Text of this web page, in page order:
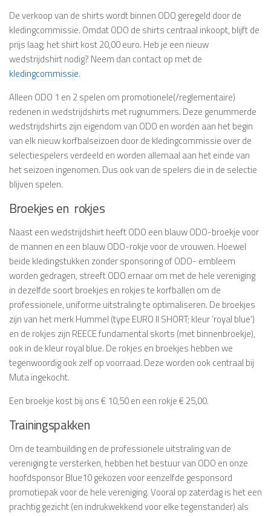
De verkoop van de shirts wordt binnen ODO geregeld door de
kledingcommissie. Omdat ODO de shirts centraal inkoopt, blijft de
prijs laag; het shirt kost 20,00 euro. Heb je een nieuw
wedstrijdshirt nodig? Neem dan contact op met de
kledingcommissie.
Alleen ODO 1 en 2 spelen om promotionele(/reglementaire)
redenen in wedstrijdshirts met rugnummers. Deze genummerde
wedstrijdshirts zijn eigendom van ODO en worden aan het begin
van elk nieuw korfbalseizoen door de kledingcommissie over de
selectiespelers verdeeld en worden allemaal aan het einde van
het seizoen ingenomen. Dus ook van de spelers die in de selectie
blijven spelen.
Broekjes en rokjes
Naast een wedstrijdshirt heeft ODO een blauw ODO-broekje voor
de mannen en een blauw ODO-rokje voor de vrouwen. Hoewel
beide kledingstukken zonder sponsoring of ODO- embleem
worden gedragen, streeft ODO ernaar om met de hele vereniging
in dezelfde soort broekjes en rokjes te korfballen om de
professionele, uniforme uitstraling te optimaliseren. De broekjes
zijn van het merk Hummel (type EURO ll SHORT; kleur ‘royal blue’)
en de rokjes zijn REECE fundamental skorts (met binnenbroekje),
ook in de kleur royal blue. De rokjes en broekjes hebben we
tegenwoordig ook zelf op voorraad. Deze worden ook centraal bij
Muta ingekocht.
Een broekje kost bij ons € 10,50 en een rokje € 25,00.
Trainingspakken
Om de teambuilding en de professionele uitstraling van de
vereniging te versterken, hebben het bestuur van ODO en onze
hoofdsponsor Blue10 gekozen voor eenzelfde gesponsord
promotiepak voor de hele vereniging. Vooral op zaterdag is het een
prachtig gezicht (en indrukwekkend voor elke tegenstander) als